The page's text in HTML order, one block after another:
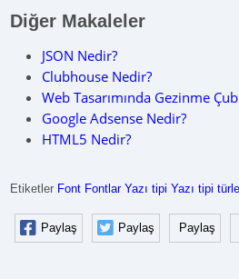
Diğer Makaleler
JSON Nedir?
Clubhouse Nedir?
Web Tasarımında Gezinme
Google Adsense Nedir?
HTML5 Nedir?
Etiketler Font Fontlar Yazı tipi Yazı tipi
Paylaş Paylaş Paylaş